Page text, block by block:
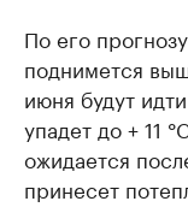
По его
поднимется
июня будут
упадет до + 11
ожидается
принесет